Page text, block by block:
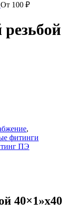
От 100 ₽
,
фитинги
ПЭ
40×1»x40